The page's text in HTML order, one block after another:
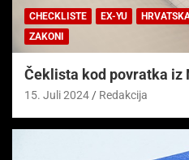
CHECKLISTE EX-YU
ZAKONI
Čeklista kod povratka iz
15. Juli 2024 Redakcija